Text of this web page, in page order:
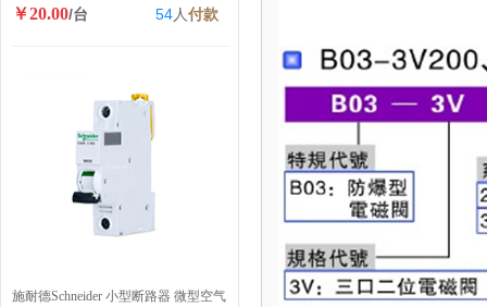
￥20.00/台 54人付款
施耐德Schneider 小型断路器 微型空气